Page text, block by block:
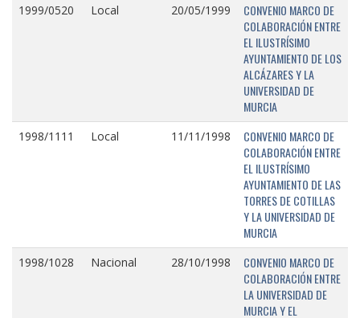
1999/0520 Local 20/05/1999
CONVENIO MARCO DE
COLABORACIÓN ENTRE
EL ILUSTRÍSIMO
AYUNTAMIENTO DE LOS
ALCÁZARES Y LA
UNIVERSIDAD DE
MURCIA
1998/1111 Local 11/11/1998
CONVENIO MARCO DE
COLABORACIÓN ENTRE
EL ILUSTRÍSIMO
AYUNTAMIENTO DE LAS
TORRES DE COTILLAS
Y LA UNIVERSIDAD DE
MURCIA
1998/1028 Nacional 28/10/1998
CONVENIO MARCO DE
COLABORACIÓN ENTRE
LA UNIVERSIDAD DE
MURCIA Y EL